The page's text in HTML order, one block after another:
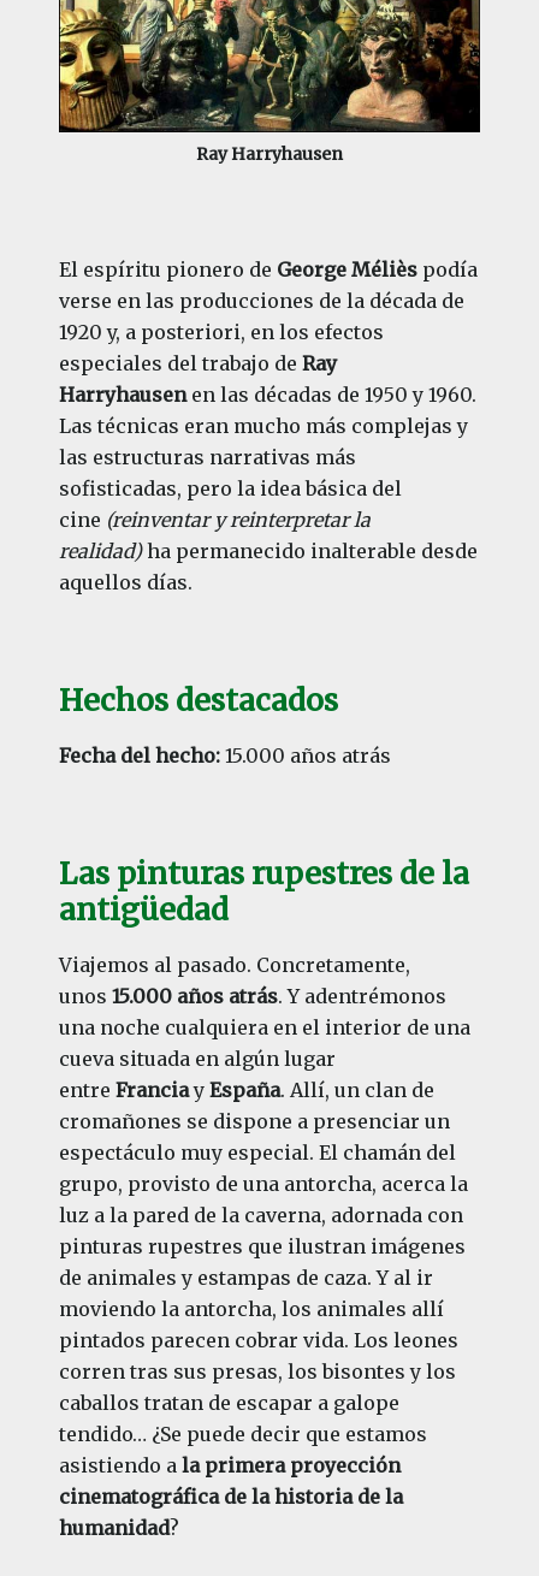
Ray Harryhausen
El espíritu pionero de George Mélièspodía
verse en las producciones de la década de
1920 y, a posteriori, en los efectos
especiales del trabajo de Ray
Harryhausenen las décadas de 1950 y 1960.
Las técnicas eran mucho más complejas y
las estructuras narrativas más
sofisticadas, pero la idea básica del
cine (reinventar y reinterpretar la
realidad)ha permanecido inalterable desde
aquellos días.
Hechos destacados
Fecha del hecho:15.000 años atrás
Las pinturas rupestres de la
antigüedad
Viajemos al pasado. Concretamente,
unos 15.000 años atrás. Y adentrémonos
una noche cualquiera en el interior de una
cueva situada en algún lugar
entre Franciay España. Allí, un clan de
cromañones se dispone a presenciar un
espectáculo muy especial. El chamán del
grupo, provisto de una antorcha, acerca la
luz a la pared de la caverna, adornada con
pinturas rupestres que ilustran imágenes
de animales y estampas de caza. Y al ir
moviendo la antorcha, los animales allí
pintados parecen cobrar vida. Los leones
corren tras sus presas, los bisontes y los
caballos tratan de escapar a galope
tendido… ¿Se puede decir que estamos
asistiendo a la primera proyección
cinematográfica de la historia de la
humanidad?